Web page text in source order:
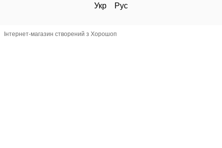
Укр Рус
Інтернет-магазин створений з Хорошоп